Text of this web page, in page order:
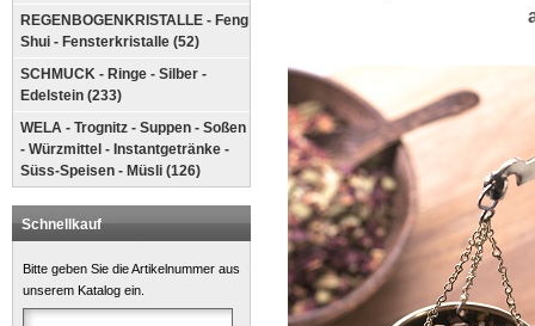
REGENBOGENKRISTALLE - Feng
Shui - Fensterkristalle (52)
SCHMUCK - Ringe - Silber -
Edelstein (233)
WELA - Trognitz - Suppen - Soßen
- Würzmittel - Instantgetränke -
Süss-Speisen - Müsli (126)
Schnellkauf
Bitte geben Sie die Artikelnummer aus
unserem Katalog ein.